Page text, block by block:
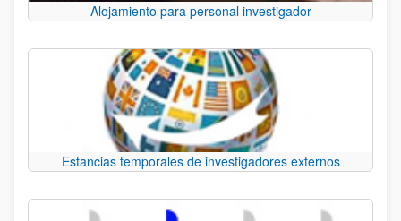
Alojamiento para personal investigador
Estancias temporales de investigadores externos